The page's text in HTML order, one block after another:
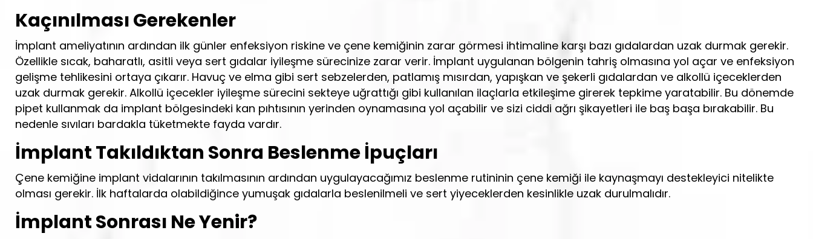
Kaçınılması Gerekenler
İmplant ameliyatının ardından ilk günler enfeksiyon riskine ve çene kemiğinin zarar görmesi ihtimaline karşı bazı gıdalardan uzak durmak gerekir.
Özellikle sıcak, baharatlı, asitli veya sert gıdalar iyileşme sürecinize zarar verir. İmplant uygulanan bölgenin tahriş olmasına yol açar ve enfeksiyon
gelişme tehlikesini ortaya çıkarır. Havuç ve elma gibi sert sebzelerden, patlamış mısırdan, yapışkan ve şekerli gıdalardan ve alkollü içeceklerden
uzak durmak gerekir. Alkollü içecekler iyileşme sürecini sekteye uğrattığı gibi kullanılan ilaçlarla etkileşime girerek tepkime yaratabilir. Bu dönemde
pipet kullanmak da implant bölgesindeki kan pıhtısının yerinden oynamasına yol açabilir ve sizi ciddi ağrı şikayetleri ile baş başa bırakabilir. Bu
nedenle sıvıları bardakla tüketmekte fayda vardır.
İmplant Takıldıktan Sonra Beslenme İpuçları
Çene kemiğine implant vidalarının takılmasının ardından uygulayacağımız beslenme rutininin çene kemiği ile kaynaşmayı destekleyici nitelikte
olması gerekir. İlk haftalarda olabildiğince yumuşak gıdalarla beslenilmeli ve sert yiyeceklerden kesinlikle uzak durulmalıdır.
İmplant Sonrası Ne Yenir?